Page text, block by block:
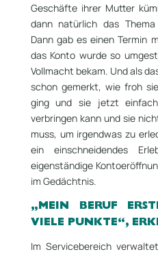
Geschäfte ihrer Mutter
dann natürlich das Thema
Dann gab es einen Termin
das Konto wurde so
Vollmacht bekam. Und als
schon gemerkt, wie froh
ging und sie jetzt
verbringen kann und sie
muss, um irgendwas zu
ein einschneidendes
eigenständige
im Gedächtnis.
„MEIN BERUF
VIELE PUNKTE“,
Im Servicebereich